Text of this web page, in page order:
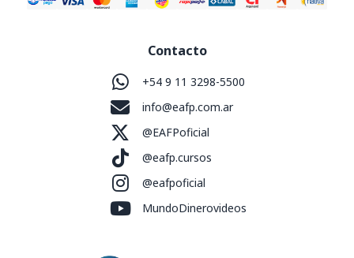
Contacto
+54 9 11 3298-5500
info@eafp.com.ar
@EAFPoficial
@eafp.cursos
@eafpoficial
MundoDinerovideos